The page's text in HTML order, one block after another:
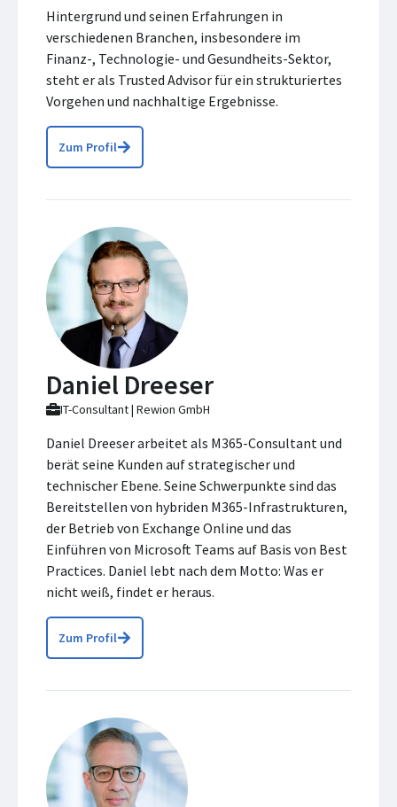
Hintergrund und seinen Erfahrungen in
verschiedenen Branchen, insbesondere im
Finanz-, Technologie- und Gesundheits-Sektor,
steht er als Trusted Advisor für ein strukturiertes
Vorgehen und nachhaltige Ergebnisse.
Zum Profil
Daniel Dreeser
IT-Consultant | Rewion GmbH
Daniel Dreeser arbeitet als M365-Consultant und
berät seine Kunden auf strategischer und
technischer Ebene. Seine Schwerpunkte sind das
Bereitstellen von hybriden M365-Infrastrukturen,
der Betrieb von Exchange Online und das
Einführen von Microsoft Teams auf Basis von Best
Practices. Daniel lebt nach dem Motto: Was er
nicht weiß, findet er heraus.
Zum Profil